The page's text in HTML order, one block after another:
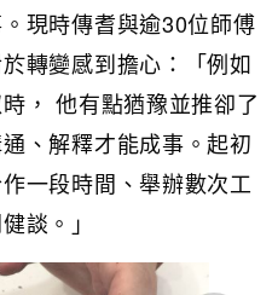
現時傳耆與逾30位師傅
轉變感到擔心：「例如
， 他有點猶豫並推卻了
、解釋才能成事。起初
一段時間、舉辦數次工
談。」